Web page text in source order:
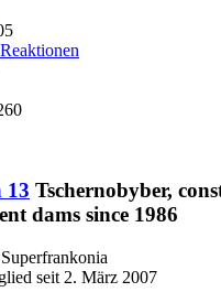
13 Tschernobyber,
dams since 1986
seit 2. März 2007